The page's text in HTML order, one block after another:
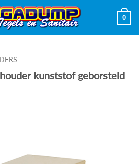
0
kunststof geborsteld